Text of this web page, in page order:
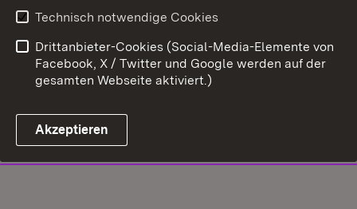
Technisch notwendige Cookies
Drittanbieter-Cookies (Social-Media-Elemente von
Facebook, X / Twitter und Google werden auf der
gesamten Webseite aktiviert.)
Akzeptieren